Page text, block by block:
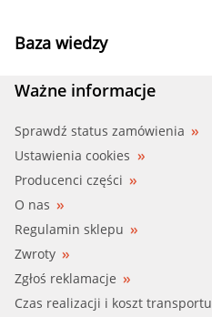
Baza wiedzy
Ważne informacje
Sprawdź status zamówienia
Ustawienia cookies
Producenci części
O nas
Regulamin sklepu
Zwroty
Zgłoś reklamacje
Czas realizacji i koszt transportu